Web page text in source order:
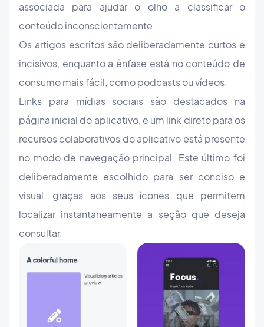
associada para ajudar o olho a classificar o
conteúdo inconscientemente.
Os artigos escritos são deliberadamente curtos e
incisivos, enquanto a ênfase está no conteúdo de
consumo mais fácil, como podcasts ou vídeos.
Links para mídias sociais são destacados na
página inicial do aplicativo, e um link direto para os
recursos colaborativos do aplicativo está presente
no modo de navegação principal. Este último foi
deliberadamente escolhido para ser conciso e
visual, graças aos seus ícones que permitem
localizar instantaneamente a seção que deseja
consultar.